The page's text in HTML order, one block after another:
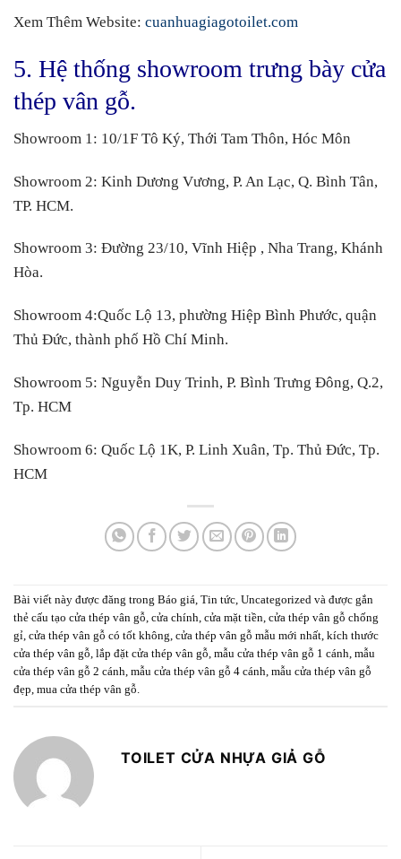
Xem Thêm Website: cuanhuagiagotoilet.com
5. Hệ thống showroom trưng bày cửa
thép vân gỗ.
Showroom 1: 10/1F Tô Ký, Thới Tam Thôn, Hóc Môn
Showroom 2: Kinh Dương Vương, P. An Lạc, Q. Bình Tân,
TP. HCM.
Showroom 3: Đường 23/10, Vĩnh Hiệp , Nha Trang, Khánh
Hòa.
Showroom 4:Quốc Lộ 13, phường Hiệp Bình Phước, quận
Thủ Đức, thành phố Hồ Chí Minh.
Showroom 5: Nguyễn Duy Trinh, P. Bình Trưng Đông, Q.2,
Tp. HCM
Showroom 6: Quốc Lộ 1K, P. Linh Xuân, Tp. Thủ Đức, Tp.
HCM
Bài viết này được đăng trong Báo giá, Tin tức, Uncategorized và được gắn
thẻ cấu tạo cửa thép vân gỗ, cửa chính, cửa mặt tiền, cửa thép vân gỗ chống
gỉ, cửa thép vân gỗ có tốt không, cửa thép vân gỗ mẫu mới nhất, kích thước
cửa thép vân gỗ, lắp đặt cửa thép vân gỗ, mẫu cửa thép vân gỗ 1 cánh, mẫu
cửa thép vân gỗ 2 cánh, mẫu cửa thép vân gỗ 4 cánh, mẫu cửa thép vân gỗ
đẹp, mua cửa thép vân gỗ.
TOILET CỬA NHỰA GIẢ GỖ